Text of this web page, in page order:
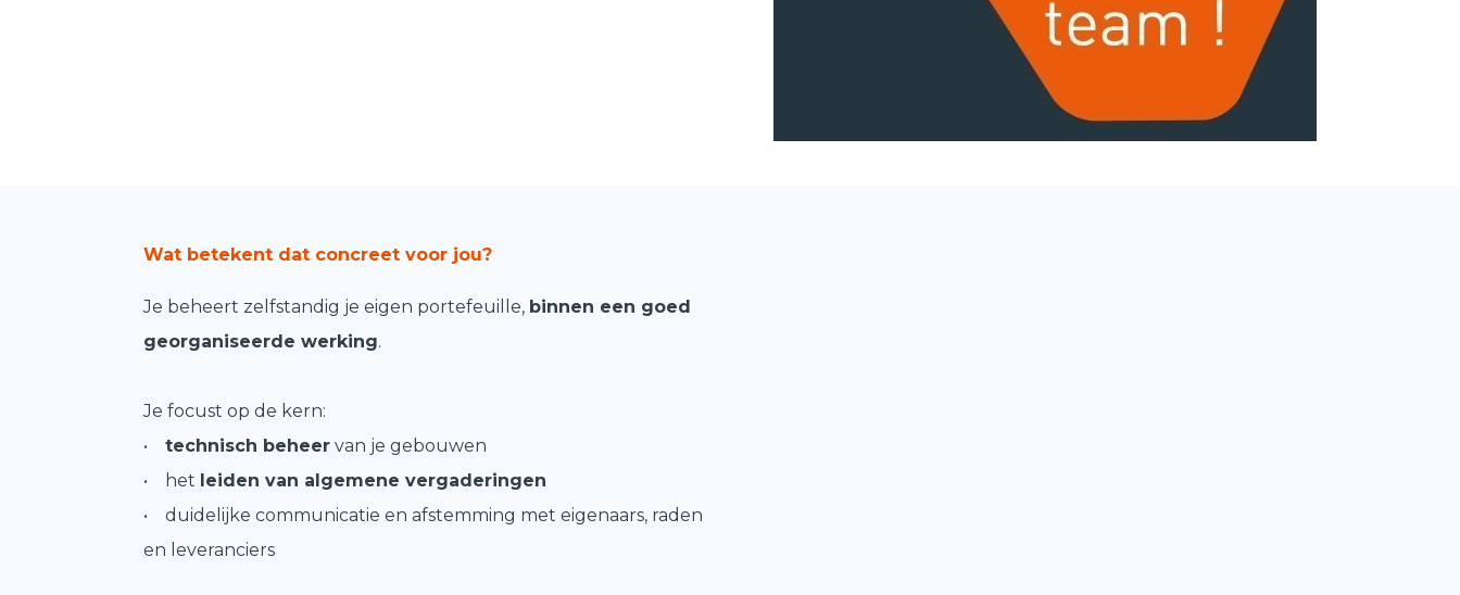
Wat betekent dat concreet voor jou?
Je beheert zelfstandig je eigen portefeuille, binnen een goed
georganiseerde werking.
Je focust op de kern:
• technisch beheervan je gebouwen
• het leiden van algemene vergaderingen
• duidelijke communicatie en afstemming met eigenaars, raden
en leveranciers